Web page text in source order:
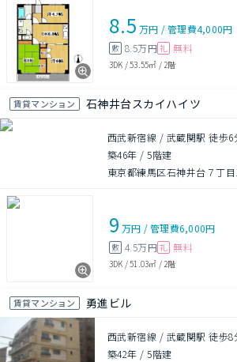
8.5 万円 /管理費4,000円
敷 8.5万円 礼 無料
3DK /53.55㎡ / 2階
賃貸マンション 石神井台スカイハイツ
西武新宿線 / 武蔵関駅 徒歩6
築46年 /5階建
東京都練馬区石神井台７丁目
9 万円 /管理費6,000円
敷 4.5万円 礼 無料
3DK /51.03㎡ / 2階
賃貸マンション 勇進ビル
西武新宿線 / 武蔵関駅 徒歩8
築42年 /5階建